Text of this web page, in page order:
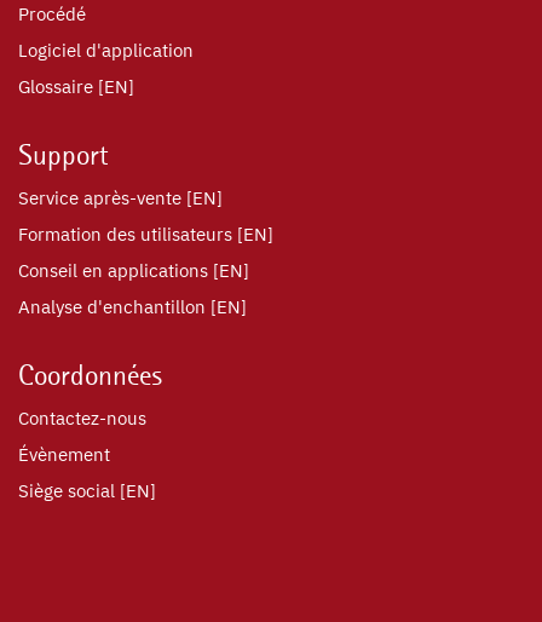
Procédé
Logiciel d'application
Glossaire [EN]
Support
Service après-vente [EN]
Formation des utilisateurs [EN]
Conseil en applications [EN]
Analyse d'enchantillon [EN]
Coordonnées
Contactez-nous
Évènement
Siège social [EN]